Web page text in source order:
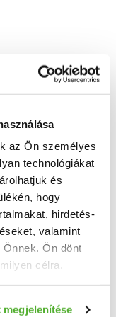
az Ön személyes
technológiákat
és
hogy
hirdetés-
valamint
Ön dönt
célra.
megjelenítése
Iskola
lakott 2011-ben,
4 344, előtte 10
4 143
elvált és 1
sem végezte